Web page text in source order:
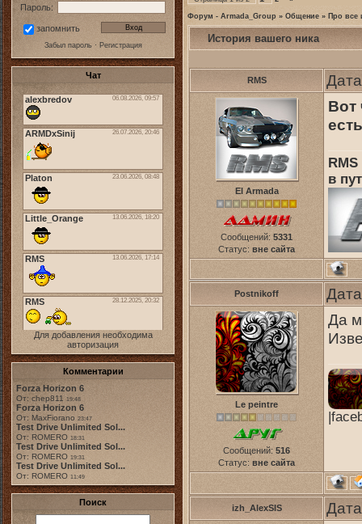
Пароль:
запомнить
Забыл пароль· Регистрация
Чат
Для добавления необходима
авторизация
Комментарии
Forza Horizon 6
От: chep811 19:48
Forza Horizon 6
От: MaxFiorano 23:47
Test Drive Unlimited Sol...
От: ROMERO 18:31
Test Drive Unlimited Sol...
От: ROMERO 19:31
Test Drive Unlimited Sol...
От: ROMERO 11:49
Поиск
Форум - Armada_Group » Общение » Про все
История вашего ника
RMS
El Armada
Сообщений: 5331
Статус: вне сайта
Вот
в
Postnikoff
Le peintre
Сообщений: 516
Статус: вне сайта
Да
izh_AlexSIS